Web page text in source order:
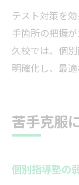
テスト対策を
手箇所の把握が
久校では、個
明確化し、最
苦手克服
個別指導塾の